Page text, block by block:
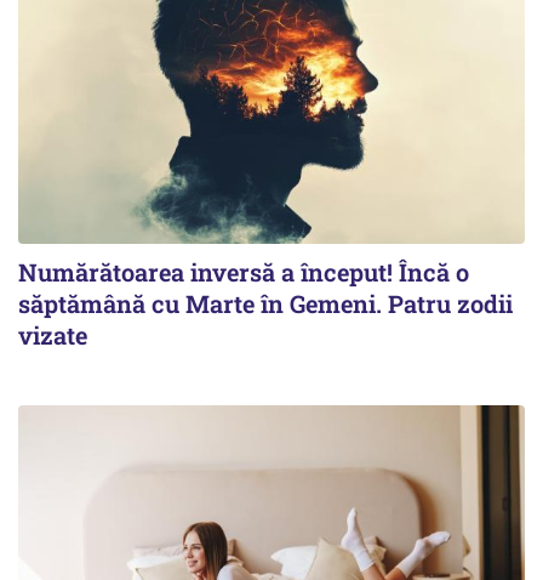
Numărătoarea inversă a început! Încă o
săptămână cu Marte în Gemeni. Patru zodii
vizate